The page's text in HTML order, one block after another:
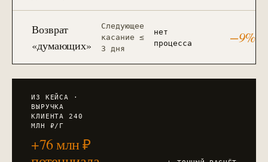
Возврат
«думающих»
Следующее
касание ≤
3 дня
нет
процесса
−9%
ИЗ КЕЙСА ·
ВЫРУЧКА
КЛИЕНТА 240
МЛН ₽/Г
+76 млн ₽